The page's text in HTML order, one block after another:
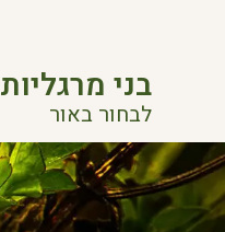
בני מרגליות
לבחור באור